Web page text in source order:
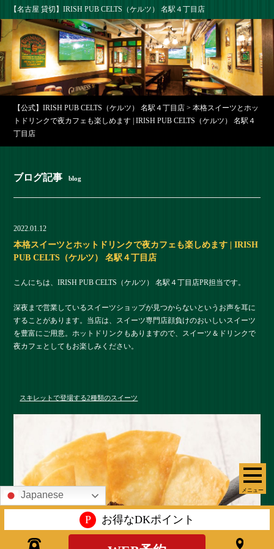
【名古屋 貸切】IRISH PUB CELTS（ケルツ） 名駅４丁目店
メニュー
【公式】IRISH PUB CELTS（ケルツ） 名駅４丁目店 >本格スイーツとホッ
トドリンクで夜カフェも楽しめます | IRISH PUB CELTS（ケルツ） 名駅４
丁目店
ブログ記事 blog
2022.01.12
本格スイーツとホットドリンクで夜カフェも楽しめます | IRISH
PUB CELTS（ケルツ） 名駅４丁目店
こんにちは、IRISH PUB CELTS（ケルツ） 名駅４丁目店PR担当です。
深夜まで営業しているスイーツショップが見つからないというお声を耳に
することがあります。当店は、スイーツ専門店顔負けのおいしいスイーツ
を豊富にご用意。ホットドリンクもありますので、スイーツ＆ドリンクで
夜カフェとしてもお楽しみください。
スキレットで登場する2種類のスイーツ
Japanese
P お得なDKポイント